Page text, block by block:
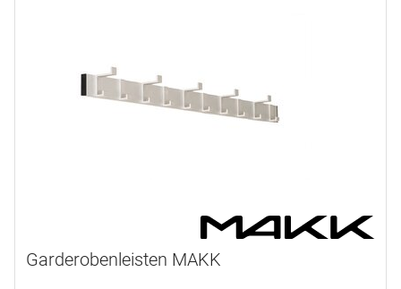
Garderobenleisten MAKK